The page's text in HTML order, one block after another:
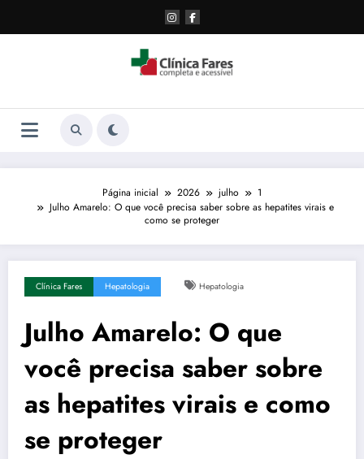
o
Página inicial 2026 julho
1
Julho Amarelo: O que você precisa saber sobre as hepatites virais e
como se proteger
Clínica Fares Hepatologia Hepatologia
Julho Amarelo: O que
você precisa saber sobre
as hepatites virais e como
se proteger